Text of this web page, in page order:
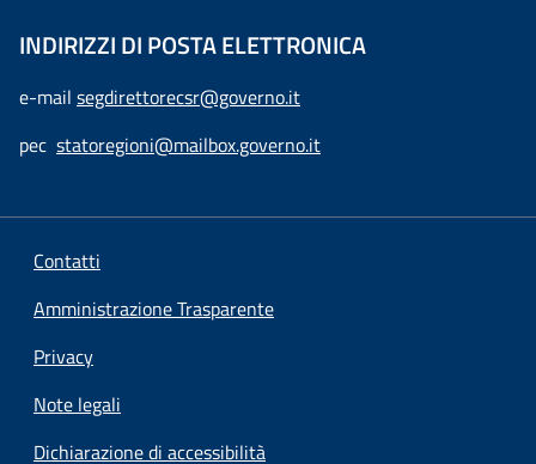
INDIRIZZI DI POSTA ELETTRONICA
e-mail segdirettorecsr@governo.it
pec statoregioni@mailbox.governo.it
Contatti
Amministrazione Trasparente
Privacy
Note legali
Dichiarazione di accessibilità